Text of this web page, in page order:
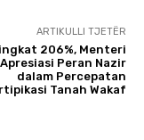
ARTIKULLI TJETËR
206%, Menteri
Peran Nazir
dalam Percepatan
Tanah Wakaf